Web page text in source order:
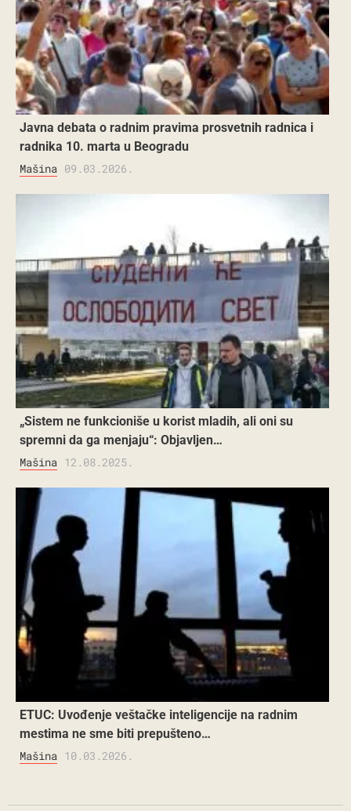
Javna debata o radnim pravima prosvetnih radnica i
radnika 10. marta u Beogradu
Mašina 09.03.2026.
„Sistem ne funkcioniše u korist mladih, ali oni su
spremni da ga menjaju“: Objavljen…
Mašina 12.08.2025.
ETUC: Uvođenje veštačke inteligencije na radnim
mestima ne sme biti prepušteno…
Mašina 10.03.2026.